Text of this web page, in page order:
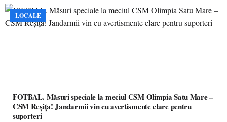
LOCALE
FOTBAL. Măsuri speciale la meciul CSM Olimpia Satu Mare –
CSM Reșița! Jandarmii vin cu avertismente clare pentru
suporteri